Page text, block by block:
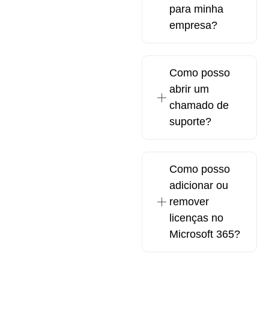
para minha
empresa?
Como posso
abrir um
chamado de
suporte?
Como posso
adicionar ou
remover
licenças no
Microsoft 365?